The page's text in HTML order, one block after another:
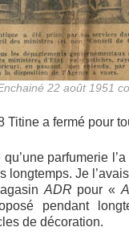
22 août 1951
Titine a fermé pour
parfumerie
longtemps. Je
ADR pour «
pendant
de décoration.